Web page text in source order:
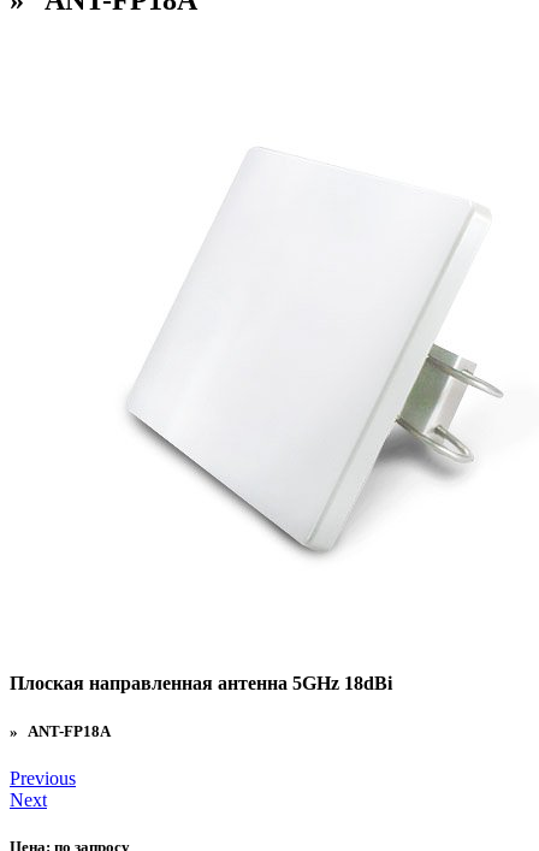
Плоская направленная антенна 5GHz 18dBi
» ANT-FP18A
Previous
Next
Цена: по запросу